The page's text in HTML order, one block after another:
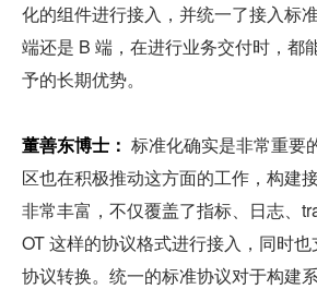
化的组件进行接入，并统一了接入标
端还是 B 端，在进行业务交付时，都
予的长期优势。
董善东博士： 标准化确实是非常重要
区也在积极推动这方面的工作，构建
非常丰富，不仅覆盖了指标、日志、
OT 这样的协议格式进行接入，同时
协议转换。统一的标准协议对于构建